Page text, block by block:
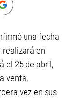
una fecha
en
el 25 de abril,
venta.
vez en sus